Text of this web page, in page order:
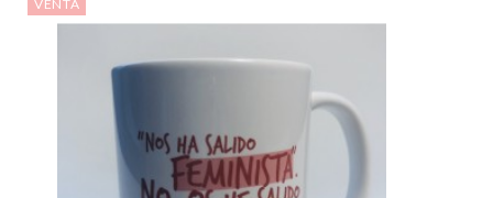
VENTA